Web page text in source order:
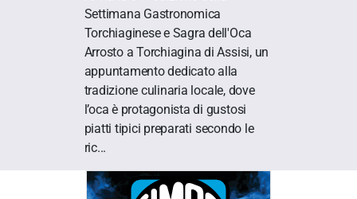
Settimana Gastronomica
Torchiaginese e Sagra dell'Oca
Arrosto a Torchiagina di Assisi, un
appuntamento dedicato alla
tradizione culinaria locale, dove
l’oca è protagonista di gustosi
piatti tipici preparati secondo le
ric...